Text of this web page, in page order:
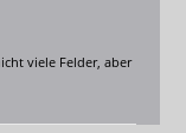
viele Felder, aber